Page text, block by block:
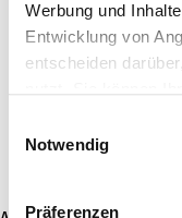
Werbung und
Entwicklung von
entscheiden
Trigger Symbol
Notwendig
Präferenzen